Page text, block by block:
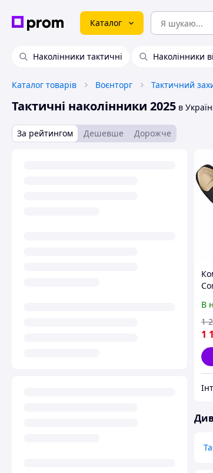
Каталог
Наколінники тактичні Наколінники
Каталог товарів Воєнторг Тактичний
Тактичні наколінники 2025 в
За рейтингом Дешевше Дорожче
з
В
1
1